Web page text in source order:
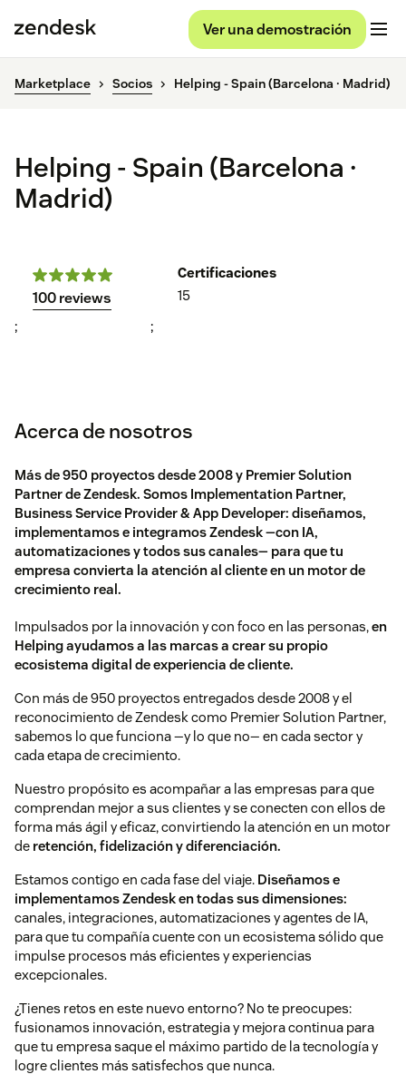
Ver una demostración
Marketplace Socios Helping - Spain (Barcelona · Madrid)
Helping - Spain (Barcelona ·
Madrid)
100 reviews
Certificaciones
15
; ;
Acerca de nosotros
Más de 950 proyectos desde 2008 y Premier Solution
Partner de Zendesk. Somos Implementation Partner,
Business Service Provider & App Developer: diseñamos,
implementamos e integramos Zendesk —con IA,
automatizaciones y todos sus canales— para que tu
empresa convierta la atención al cliente en un motor de
crecimiento real.
Impulsados por la innovación y con foco en las personas,en
Helping ayudamos a las marcas a crear su propio
ecosistema digital de experiencia de cliente.
Con más de 950 proyectos entregados desde 2008 y el
reconocimiento de Zendesk como Premier Solution Partner,
sabemos lo que funciona —y lo que no— en cada sector y
cada etapa de crecimiento.
Nuestro propósito es acompañar a las empresas para que
comprendan mejor a sus clientes y se conecten con ellos de
forma más ágil y eficaz, convirtiendo la atención en un motor
de retención, fidelización y diferenciación.
Estamos contigo en cada fase del viaje. Diseñamos e
implementamos Zendesk en todas sus dimensiones:
canales, integraciones, automatizaciones y agentes de IA,
para que tu compañía cuente con un ecosistema sólido que
impulse procesos más eficientes y experiencias
excepcionales.
¿Tienes retos en este nuevo entorno? No te preocupes:
fusionamos innovación, estrategia y mejora continua para
que tu empresa saque el máximo partido de la tecnología y
logre clientes más satisfechos que nunca.